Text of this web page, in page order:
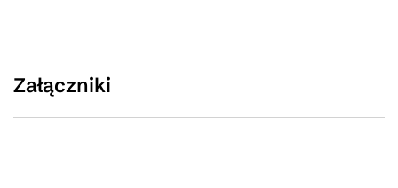
Załączniki